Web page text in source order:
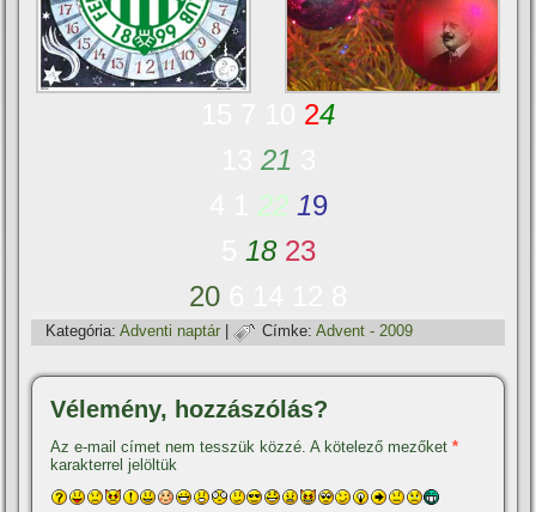
24
21
22 19
18 23
20
Kategória: Adventi naptár | Címke: Advent - 2009
Vélemény, hozzászólás?
Az e-mail címet nem tesszük közzé. A kötelező mezőket*
karakterrel jelöltük